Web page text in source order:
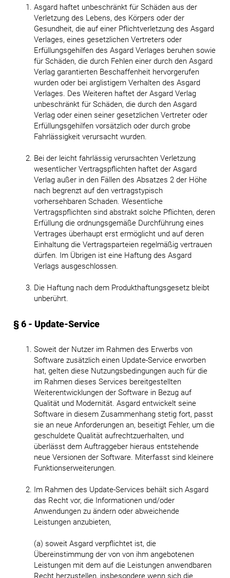
Asgard haftet unbeschränkt für Schäden aus der
Verletzung des Lebens, des Körpers oder der
Gesundheit, die auf einer Pflichtverletzung des Asgard
Verlages, eines gesetzlichen Vertreters oder
Erfüllungsgehilfen des Asgard Verlages beruhen sowie
für Schäden, die durch Fehlen einer durch den Asgard
Verlag garantierten Beschaffenheit hervorgerufen
wurden oder bei arglistigem Verhalten des Asgard
Verlages. Des Weiteren haftet der Asgard Verlag
unbeschränkt für Schäden, die durch den Asgard
Verlag oder einen seiner gesetzlichen Vertreter oder
Erfüllungsgehilfen vorsätzlich oder durch grobe
Fahrlässigkeit verursacht wurden.
Bei der leicht fahrlässig verursachten Verletzung
wesentlicher Vertragspflichten haftet der Asgard
Verlag außer in den Fällen des Absatzes 2 der Höhe
nach begrenzt auf den vertragstypisch
vorhersehbaren Schaden. Wesentliche
Vertragspflichten sind abstrakt solche Pflichten, deren
Erfüllung die ordnungsgemäße Durchführung eines
Vertrages überhaupt erst ermöglicht und auf deren
Einhaltung die Vertragsparteien regelmäßig vertrauen
dürfen. Im Übrigen ist eine Haftung des Asgard
Verlags ausgeschlossen.
Die Haftung nach dem Produkthaftungsgesetz bleibt
unberührt.
§ 6 - Update-Service
Soweit der Nutzer im Rahmen des Erwerbs von
Software zusätzlich einen Update-Service erworben
hat, gelten diese Nutzungsbedingungen auch für die
im Rahmen dieses Services bereitgestellten
Weiterentwicklungen der Software in Bezug auf
Qualität und Modernität. Asgard entwickelt seine
Software in diesem Zusammenhang stetig fort, passt
sie an neue Anforderungen an, beseitigt Fehler, um die
geschuldete Qualität aufrechtzuerhalten, und
überlässt dem Auftraggeber hieraus entstehende
neue Versionen der Software. Miterfasst sind kleinere
Funktionserweiterungen.
Im Rahmen des Update-Services behält sich Asgard
das Recht vor, die Informationen und/oder
Anwendungen zu ändern oder abweichende
Leistungen anzubieten,
(a) soweit Asgard verpflichtet ist, die
Übereinstimmung der von von ihm angebotenen
Leistungen mit dem auf die Leistungen anwendbaren
Recht herzustellen, insbesondere wenn sich die